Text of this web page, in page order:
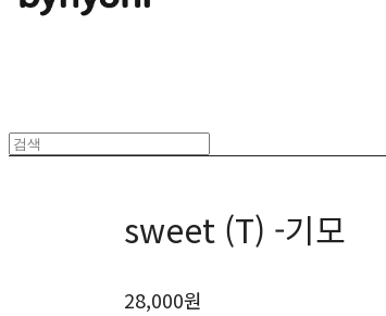
sweet (T) -기모
28,000원